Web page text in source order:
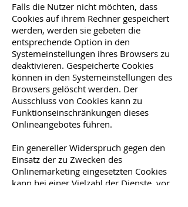
Falls die Nutzer nicht möchten, dass
Cookies auf ihrem Rechner gespeichert
werden, werden sie gebeten die
entsprechende Option in den
Systemeinstellungen ihres Browsers zu
deaktivieren. Gespeicherte Cookies
können in den Systemeinstellungen des
Browsers gelöscht werden. Der
Ausschluss von Cookies kann zu
Funktionseinschränkungen dieses
Onlineangebotes führen.
Ein genereller Widerspruch gegen den
Einsatz der zu Zwecken des
Onlinemarketing eingesetzten Cookies
kann bei einer Vielzahl der Dienste, vor